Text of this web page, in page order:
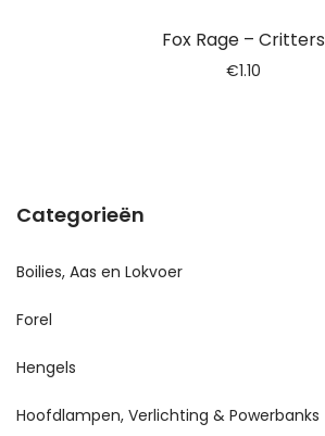
Fox Rage – Critters
€1.10
Categorieën
Boilies, Aas en Lokvoer
Forel
Hengels
Hoofdlampen, Verlichting & Powerbanks